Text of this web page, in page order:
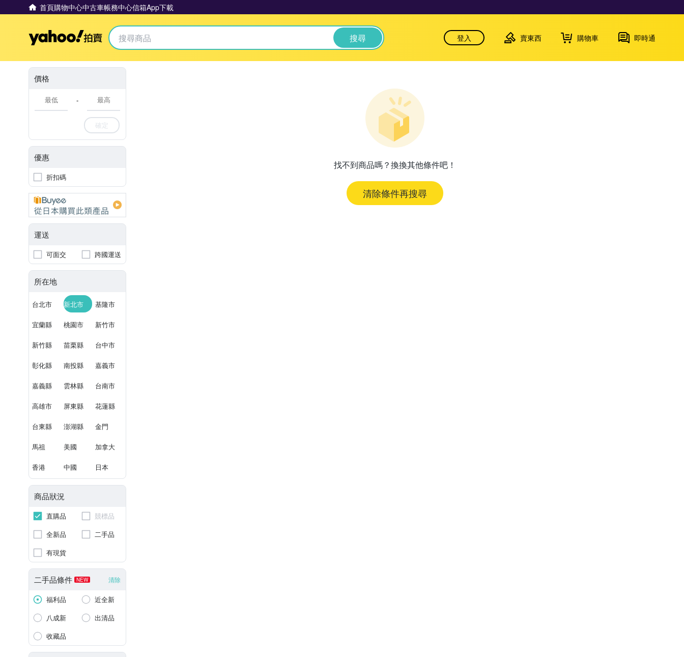
首頁購物中心中古車帳務中心信箱App下載
Yahoo拍賣 搜尋 登入 賣東西 購物車 即時通
價格
-
確定
優惠
折扣碼
運送
可面交 跨國運送
所在地
台北市 新北市 基隆市
宜蘭縣 桃園市 新竹市
新竹縣 苗栗縣 台中市
彰化縣 南投縣 嘉義市
嘉義縣 雲林縣 台南市
高雄市 屏東縣 花蓮縣
台東縣 澎湖縣 金門
馬祖 美國 加拿大
香港 中國 日本
商品狀況
直購品
競標品
全新品
二手品
有現貨
二手品條件 NEW 清除
福利品
近全新
八成新
出清品
收藏品
找不到商品嗎？換換其他條件吧！
清除條件再搜尋